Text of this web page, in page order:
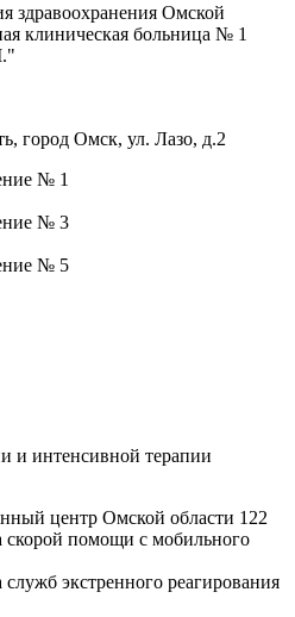
здравоохранения Омской
клиническая больница № 1
город Омск, ул. Лазо, д.2
№ 1
№ 3
№ 5
и интенсивной терапии
центр Омской области 122
помощи с мобильного
экстренного реагирования